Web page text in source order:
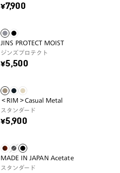
¥7,900
JINS PROTECT MOIST
ジンズプロテクト
¥5,500
＜RIM＞Casual Metal
スタンダード
¥5,900
MADE IN JAPAN Acetate
スタンダード